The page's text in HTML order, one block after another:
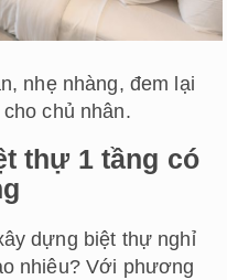
nhẹ nhàng, đem lại
chủ nhân.
thự 1 tầng có
dựng biệt thự nghỉ
nhiêu? Với phương